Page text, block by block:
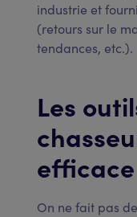
industrie et
(retours sur le
tendances, etc.).
Les
efficace
On ne fait pas